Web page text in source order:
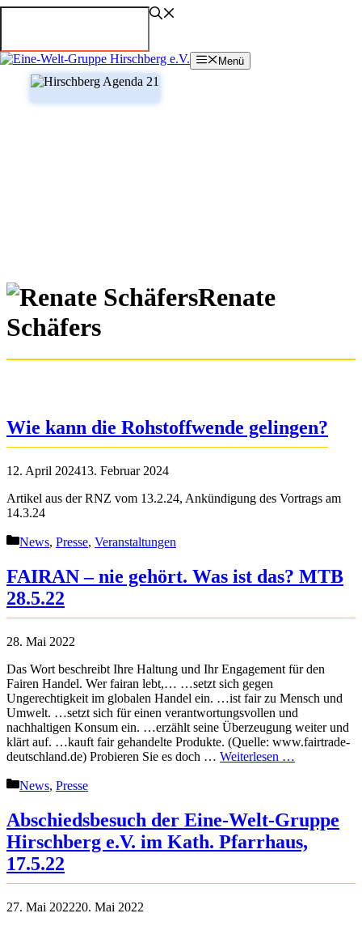
Zum
Menü
Renate
Schäfers
Wie kann die Rohstoffwende gelingen?
12. April 202413. Februar 2024
Artikel aus der RNZ vom 13.2.24, Ankündigung des Vortrags am
14.3.24
Kategorien
News, Presse, Veranstaltungen
FAIRAN – nie gehört. Was ist das? MTB
28.5.22
28. Mai 2022
Das Wort beschreibt Ihre Haltung und Ihr Engagement für den
Fairen Handel. Wer fairan lebt,… …setzt sich gegen
Ungerechtigkeit im globalen Handel ein. …ist fair zu Mensch und
Umwelt. …setzt sich für einen verantwortungsvollen und
nachhaltigen Konsum ein. …erzählt seine Überzeugung weiter und
klärt auf. …kauft fair gehandelte Produkte. (Quelle: www.fairtrade-
deutschland.de) Probieren Sie es doch … Weiterlesen …
Kategorien
News, Presse
Abschiedsbesuch der Eine-Welt-Gruppe
Hirschberg e.V. im Kath. Pfarrhaus,
17.5.22
27. Mai 202220. Mai 2022